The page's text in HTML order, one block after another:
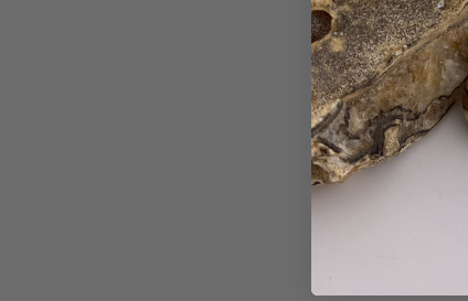
ashanger te vullen best spannend, maar
ging het heel rustig en respectvol.
om mijn moeder nu altijd dichtbij te